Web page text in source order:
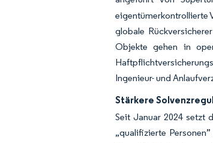
eigentümerkontrollierte
globale
Objekte gehen in
Ingenieur- und
Stärkere
Seit Januar 2024 setzt
„qualifizierte